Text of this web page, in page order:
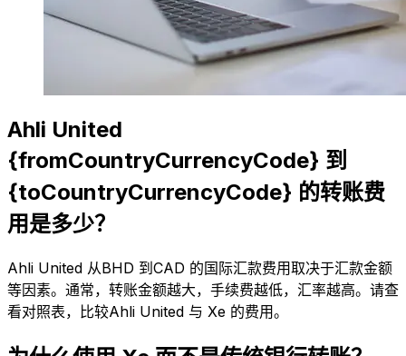
Ahli United
{fromCountryCurrencyCode} 到
{toCountryCurrencyCode} 的转账费
用是多少？
Ahli United 从BHD 到CAD 的国际汇款费用取决于汇款金额
等因素。通常，转账金额越大，手续费越低，汇率越高。请查
看对照表，比较Ahli United 与 Xe 的费用。